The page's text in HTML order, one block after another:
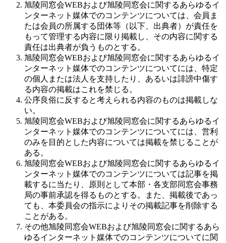
旭陵同窓会WEBおよび旭陵同窓会に関するあらゆるイ
ンターネット媒体でのコンテンツについては、会員ま
たは会員の所属する団体等（以下、出典者）が責任を
もって管理する内容に限り掲載し、その内容に関する
責任は出典者が負うものとする。
旭陵同窓会WEBおよび旭陵同窓会に関するあらゆるイ
ンターネット媒体でのコンテンツについてには、特定
の個人または法人を支持したり、あるいは誹謗中傷す
る内容の掲載はこれを禁じる。
公序良俗に反すると考えられる内容のものは掲載しな
い。
旭陵同窓会WEBおよび旭陵同窓会に関するあらゆるイ
ンターネット媒体でのコンテンツについてには、営利
のみを目的とした内容については掲載を禁じることが
ある。
旭陵同窓会WEBおよび旭陵同窓会に関するあらゆるイ
ンターネット媒体でのコンテンツについては記事を掲
載するに当たり、原則として本部・各支部同窓会事務
局の事前承認を得るものとする。また、掲載後であっ
ても、本委員会の指示によりその掲載記事を削除する
ことがある。
その他旭陵同窓会WEBおよび旭陵同窓会に関するあら
ゆるインターネット媒体でのコンテンツについてに関